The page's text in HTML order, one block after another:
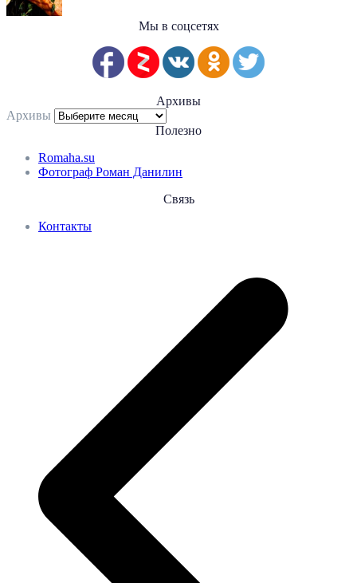
Мы в соцсетях
Архивы
Архивы
Полезно
Romaha.su
Фотограф Роман Данилин
Связь
Контакты